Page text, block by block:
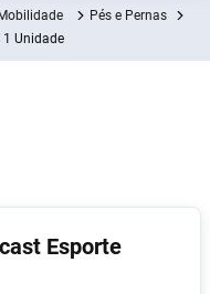
Pés e Pernas
1 Unidade
Esporte